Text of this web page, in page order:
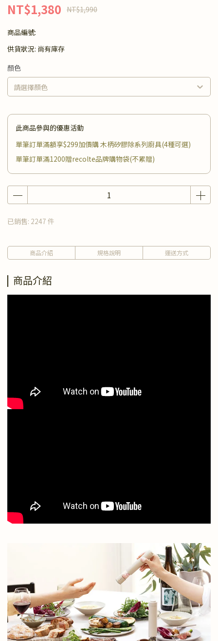
NT$1,380 NT$1,990
商品編號:
供貨狀況: 尚有庫存
顏色
請選擇顏色
此商品參與的優惠活動
單筆訂單滿額享$299加價購 木柄矽膠除系列廚具(4種可選)
單筆訂單滿1200贈recolte品牌購物袋(不累贈)
已銷售: 2247 件
商品介紹 規格說明 運送方式
商品介紹